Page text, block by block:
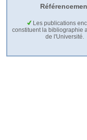
Les publications
constituent la bibliographie
de l'Université.